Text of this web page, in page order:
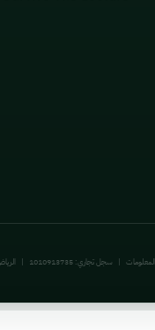
| سجل تجاري: 1010913735 |